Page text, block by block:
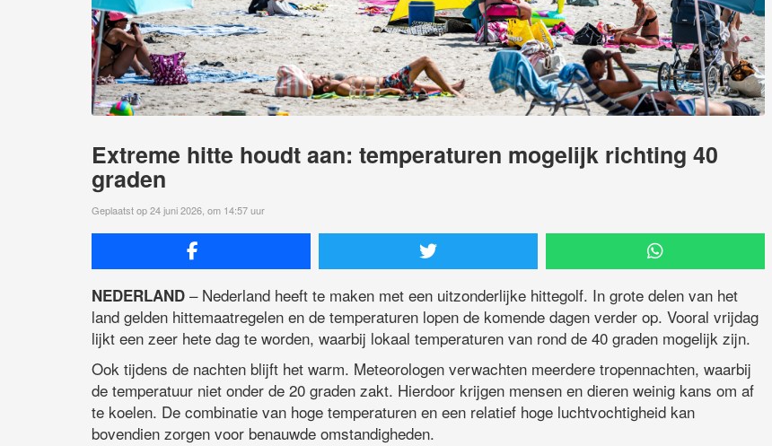
Extreme hitte houdt aan: temperaturen mogelijk richting 40
graden
Geplaatst op 24 juni 2026, om 14:57 uur
NEDERLAND – Nederland heeft te maken met een uitzonderlijke hittegolf. In grote delen van het
land gelden hittemaatregelen en de temperaturen lopen de komende dagen verder op. Vooral vrijdag
lijkt een zeer hete dag te worden, waarbij lokaal temperaturen van rond de 40 graden mogelijk zijn.
Ook tijdens de nachten blijft het warm. Meteorologen verwachten meerdere tropennachten, waarbij
de temperatuur niet onder de 20 graden zakt. Hierdoor krijgen mensen en dieren weinig kans om af
te koelen. De combinatie van hoge temperaturen en een relatief hoge luchtvochtigheid kan
bovendien zorgen voor benauwde omstandigheden.